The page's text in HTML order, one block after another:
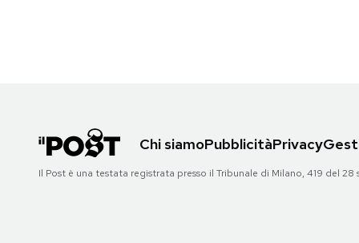
Chi siamoPubblicitàPrivacy
Il Post è una testata registrata presso il Tribunale di Milano, 419 del